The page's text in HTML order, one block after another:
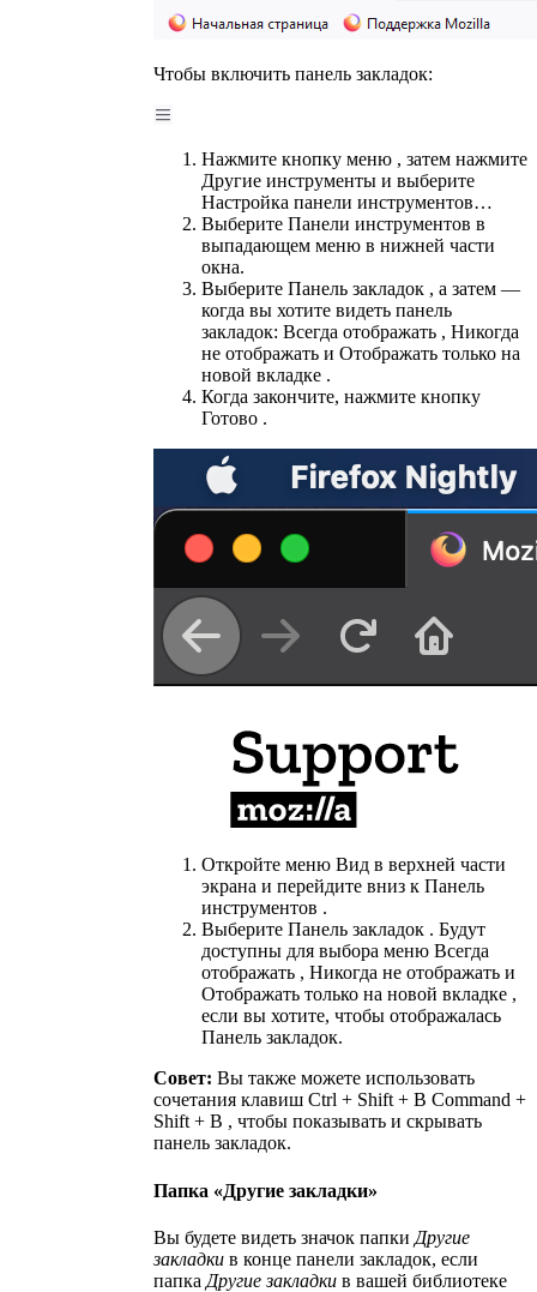
Чтобы включить панель закладок:
Нажмите кнопку меню , затем нажмите
Другие инструменты и выберите
Настройка панели инструментов…
Выберите Панели инструментов в
выпадающем меню в нижней части
окна.
Выберите Панель закладок , а затем —
когда вы хотите видеть панель
закладок: Всегда отображать , Никогда
не отображать и Отображать только на
новой вкладке .
Когда закончите, нажмите кнопку
Готово .
Откройте меню Вид в верхней части
экрана и перейдите вниз к Панель
инструментов .
Выберите Панель закладок . Будут
доступны для выбора меню Всегда
отображать , Никогда не отображать и
Отображать только на новой вкладке ,
если вы хотите, чтобы отображалась
Панель закладок.
Совет: Вы также можете использовать
сочетания клавиш Ctrl + Shift + B Command +
Shift + B , чтобы показывать и скрывать
панель закладок.
Папка «Другие закладки»
Вы будете видеть значок папки Другие
закладки в конце панели закладок, если
папка Другие закладки в вашей библиотеке